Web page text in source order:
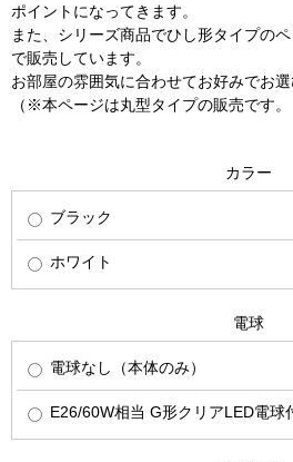
ポイントになってきます。
また、シリーズ商品でひし形タイプの
で販売しています。
お部屋の雰囲気に合わせてお好みでお選
（※本ページは丸型タイプの販売です。
カラー
ブラック
ホワイト
電球
電球なし（本体のみ）
E26/60W相当 G形クリアLED電球